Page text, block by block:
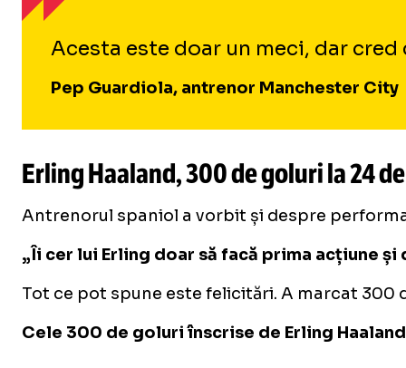
Acesta este doar un meci, dar
Pep Guardiola, antrenor Manchester City
Erling Haaland, 300 de goluri la 24
Antrenorul spaniol a vorbit și despre
„Îi cer lui Erling doar să facă prima acțiune
Tot ce pot spune este felicitări. A marcat 300
Cele 300 de goluri înscrise de Erling